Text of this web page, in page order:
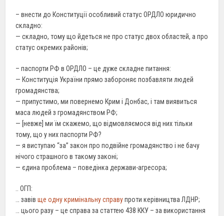
– внести до Конституції особливий статус ОРДЛО юридично
складно:
— складно, тому що йдеться не про статус двох областей, а про
статус окремих районів;
– паспорти РФ в ОРДЛО – це дуже складне питання:
— Конституція України прямо забороняє позбавляти людей
громадянства;
— припустимо, ми повернемо Крим і Донбас, і там виявиться
маса людей з громадянством РФ;
— [невже] ми їм скажемо, що відмовляємося від них тільки
тому, що у них паспорти РФ?
— я виступаю “за” закон про подвійне громадянство і не бачу
нічого страшного в такому законі;
— єдина проблема – поведінка держави-агресора;
.. ОГП:
… завівще одну кримінальну справупроти керівництва ЛДНР;
… цього разу – це справа за статтею 438 ККУ – за використання